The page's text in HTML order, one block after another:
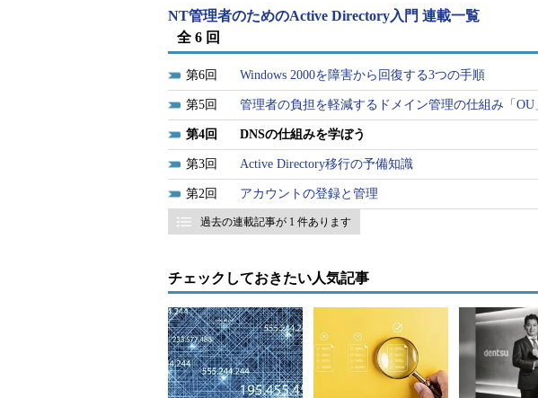
PDCをアップグレードすると、再起動後、自動的に
「Active Directoryのインストールウィザード」が起動する
自動的に「Active Directoryのインストールウィザード
をクリックすると拡大表示します）
(2) ドメインコントローラの種類の選択
NT管理者のためのActive Directory入門 連載一覧
全 6 回
6 Windows 2000を障害から回復する3つの手順
5 管理者の負担を軽減するドメイン管理の仕組み「OU
4 DNSの仕組みを学ぼう
3 Active Directory移行の予備知識
2 アカウントの登録と管理
過去の連載記事が 1 件あります
チェックしておきたい人気記事